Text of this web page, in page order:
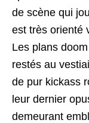
de scène qui
est très orienté
Les plans
restés au
de pur kickass
leur dernier
demeurant